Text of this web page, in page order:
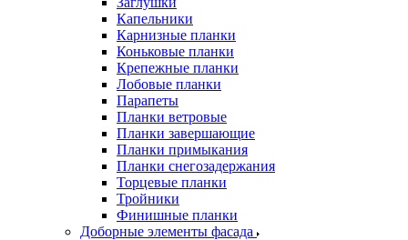
Капельники
Карнизные планки
Коньковые планки
Крепежные планки
Лобовые планки
Парапеты
Планки ветровые
Планки завершающие
Планки примыкания
Планки снегозадержания
Торцевые планки
Тройники
Финишные планки
Доборные элементы фасада